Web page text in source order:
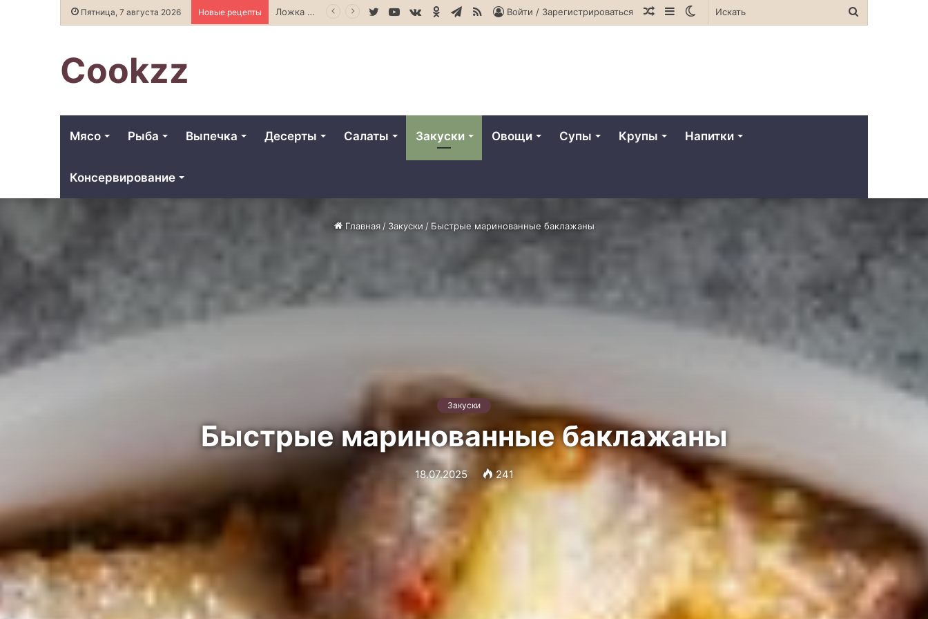
Пятница, 7 августа 2026 Новые рецепты Как выбрать и хранить качественное оливковое масло
Switch
Sidebar
Случайная
Войти / Зарегистрироваться
RSS
Telegram
Одноклассники
vk.com
YouTube
Twitter
Cookzz
Мясо Рыба Выпечка Десерты Салаты Закуски Овощи Супы Крупы Напитки
Консервирование
Главная / Закуски / Быстрые маринованные баклажаны
Закуски
Быстрые маринованные баклажаны
18.07.2025 241